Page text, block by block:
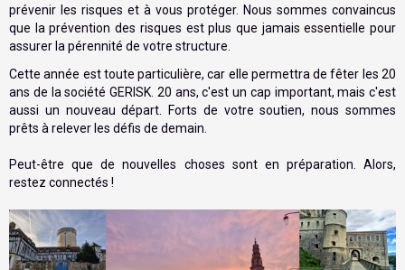
prévenir les risques et à vous protéger. Nous sommes convaincus
que la prévention des risques est plus que jamais essentielle pour
assurer la pérennité de votre structure.
Cette année est toute particulière, car elle permettra de fêter les 20
ans de la société GERISK. 20 ans, c'est un cap important, mais c'est
aussi un nouveau départ. Forts de votre soutien, nous sommes
prêts à relever les défis de demain.
Peut-être que de nouvelles choses sont en préparation. Alors,
restez connectés !